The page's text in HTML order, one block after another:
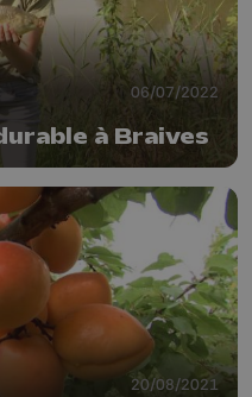
06/07/2022
à Braives
20/08/2021